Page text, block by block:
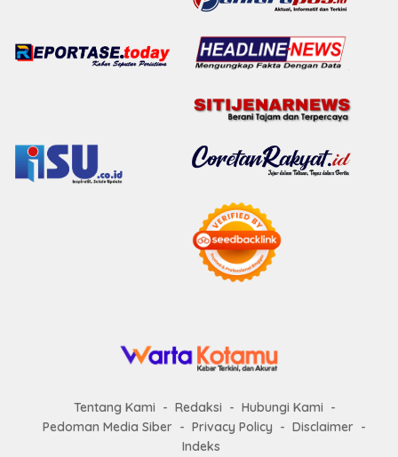
Tentang Kami Redaksi
Hubungi Kami
Pedoman Media Siber
Privacy Policy
Disclaimer
Indeks